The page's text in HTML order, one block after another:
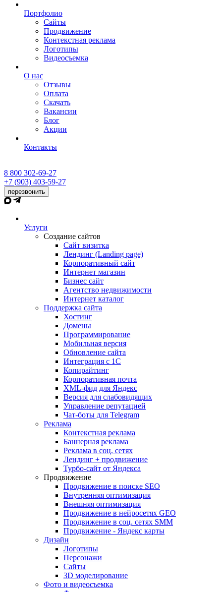
Портфолио
Сайты
Продвижение
Контекстная реклама
Логотипы
Видеосъемка
О нас
Отзывы
Оплата
Скачать
Вакансии
Блог
Акции
Контакты
8 800 302-69-27
+7 (903) 403-59-27
перезвонить
Услуги
Создание сайтов
Сайт визитка
Лендинг (Landing page)
Корпоративный сайт
Интернет магазин
Бизнес сайт
Агентство недвижимости
Интернет каталог
Поддержка сайта
Хостинг
Домены
Программирование
Мобильная версия
Обновление сайта
Интеграция с 1С
Копирайтинг
Корпоративная почта
XML-фид для Яндекс
Версия для слабовидящих
Управление репутацией
Чат-боты для Telegram
Реклама
Контекстная реклама
Баннерная реклама
Реклама в соц. сетях
Лендинг + продвижение
Турбо-сайт от Яндекса
Продвижение
Продвижение в поиске SEO
Внутренняя оптимизация
Внешняя оптимизация
Продвижение в нейросетях GEO
Продвижение в соц. сетях SMM
Продвижение - Яндекс карты
Дизайн
Логотипы
Персонажи
Сайты
3D моделирование
Фото и видеосъемка